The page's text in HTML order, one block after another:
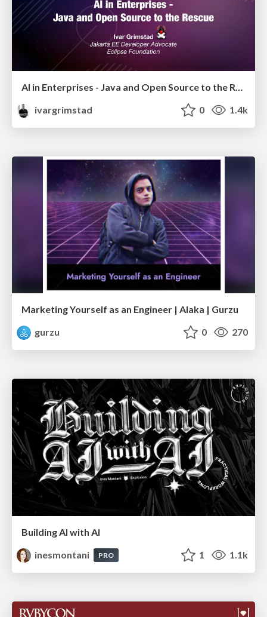
AI in Enterprises - Java and Open Source to the Rescue
ivargrimstad
0 1.4k
Marketing Yourself as an Engineer | Alaka | Gurzu
gurzu
0 270
Building AI with AI
inesmontani
PRO 1 1.1k